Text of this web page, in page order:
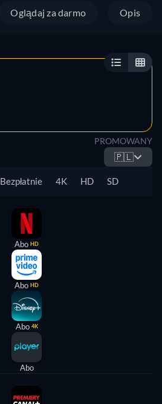
Oglądaj za darmo Opis
PROMOWANY
🇵🇱
Bezpłatnie 4K HD SD
Abo HD
Abo HD
Abo 4K
Abo